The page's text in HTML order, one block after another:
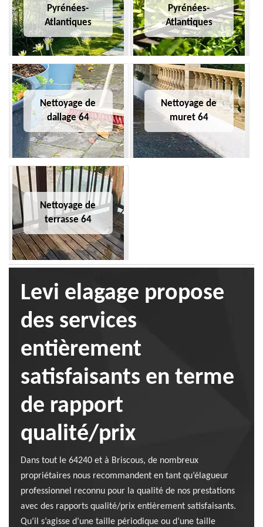
Pyrénées-
Atlantiques
Pyrénées-
Atlantiques
Nettoyage de
dallage 64
Nettoyage de
muret 64
Nettoyage de
terrasse 64
Levi elagage propose
des services
entièrement
satisfaisants en terme
de rapport
qualité/prix
Dans tout le 64240 et à Briscous, de nombreux
propriétaires nous recommandent en tant qu’élagueur
professionnel reconnu pour la qualité de nos prestations
avec des rapports qualité/prix entièrement satisfaisants.
Qu’il s’agisse d’une taille périodique ou d’une taille